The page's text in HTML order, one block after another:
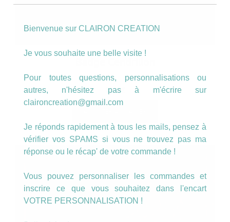
2.50€
Bienvenue sur CLAIRON CREATION
Je vous souhaite une belle visite !
Pour toutes questions, personnalisations ou
autres, n'hésitez pas à m'écrire sur
claironcreation@gmail.com
Je réponds rapidement à tous les mails, pensez à
vérifier vos SPAMS si vous ne trouvez pas ma
réponse ou le récap' de votre commande !
Vous pouvez personnaliser les commandes et
inscrire ce que vous souhaitez dans l'encart
VOTRE PERSONNALISATION !